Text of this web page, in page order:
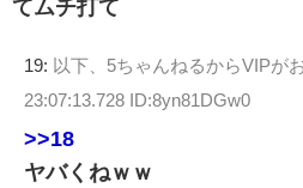
てムチ打て
19: 以下、5ちゃんねるからVIPが
23:07:13.728 ID:8yn81DGw0
>>18
ヤバくねｗｗ